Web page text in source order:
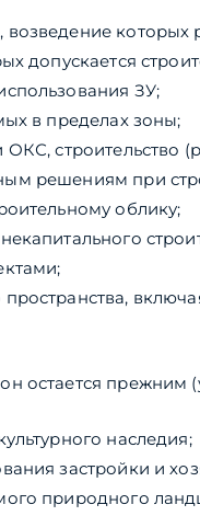
которых
допускается
ЗУ;
в пределах зоны;
строительство
решениям при
облику;
остается прежним
наследия;
застройки и
природного